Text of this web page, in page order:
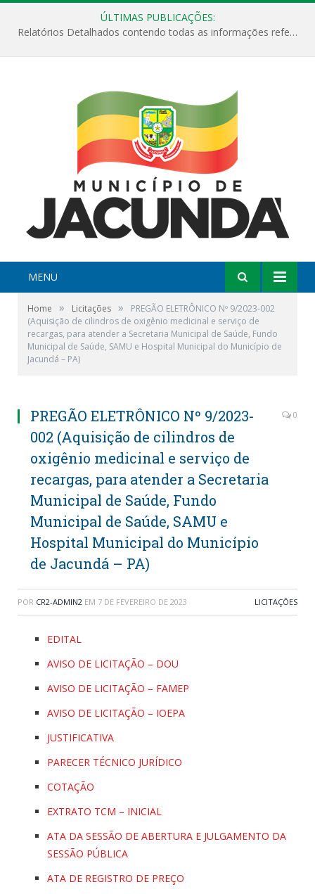
ÚLTIMAS PUBLICAÇÕES:
Relatórios Detalhados contendo todas as informações referentes a execução de recursos destinados ao fomento de projetos culturais no Município de Jacundá entre os anos de 2022 ao presente ano de 2026.
MENU
Home » Licitações »
PREGÃO ELETRÔNICO Nº 9/2023-002
(Aquisição de cilindros de oxigênio medicinal e serviço de
recargas, para atender a Secretaria Municipal de Saúde, Fundo
Municipal de Saúde, SAMU e Hospital Municipal do Município de
Jacundá – PA)
PREGÃO ELETRÔNICO Nº 9/2023-
002 (Aquisição de cilindros de
oxigênio medicinal e serviço de
recargas, para atender a Secretaria
Municipal de Saúde, Fundo
Municipal de Saúde, SAMU e
Hospital Municipal do Município
de Jacundá – PA)
0
POR CR2-ADMIN2 EM 7 DE FEVEREIRO DE 2023 LICITAÇÕES
EDITAL
AVISO DE LICITAÇÃO – DOU
AVISO DE LICITAÇÃO – FAMEP
AVISO DE LICITAÇÃO – IOEPA
JUSTIFICATIVA
PARECER TÉCNICO JURÍDICO
COTAÇÃO
EXTRATO TCM – INICIAL
ATA DA SESSÃO DE ABERTURA E JULGAMENTO DA
SESSÃO PÚBLICA
ATA DE REGISTRO DE PREÇO